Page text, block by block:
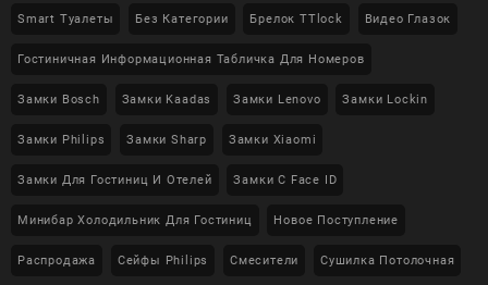
Smart Туалеты Без Категории Брелок TTlock Видео Глазок
Гостиничная Информационная Табличка Для Номеров
Замки Bosch Замки Kaadas Замки Lenovo Замки Lockin
Замки Philips Замки Sharp Замки Xiaomi
Замки Для Гостиниц И Отелей Замки С Face ID
Минибар Холодильник Для Гостиниц Новое Поступление
Распродажа Сейфы Philips Смесители Сушилка Потолочная